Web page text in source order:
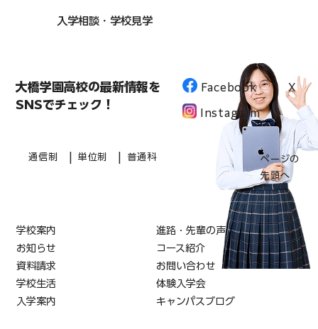
入学相談・学校見学
大橋学園高校の最新情報を
SNSでチェック！
Facebook
Instagram
X
通信制 単位制 普通科
ページの
先頭へ
学校案内
進路・先輩の声
お知らせ
コース紹介
資料請求
お問い合わせ
学校生活
体験入学会
入学案内
キャンパスブログ